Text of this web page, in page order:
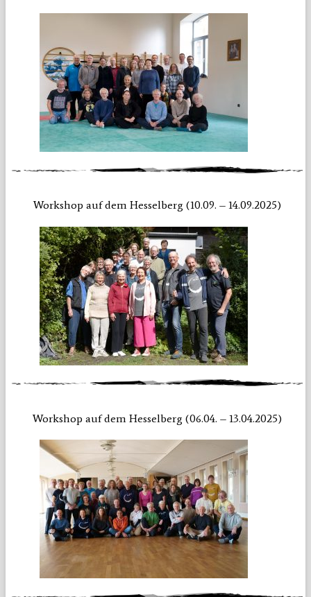
Workshop auf dem Hesselberg (10.09. – 14.09.2025)
Workshop auf dem Hesselberg (06.04. – 13.04.2025)